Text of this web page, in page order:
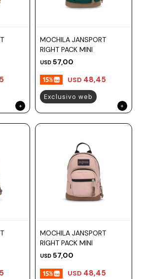
MOCHILA JANSPORT
RIGHT PACK MINI
USD 57,00
USD 48,45
Exclusivo web
MOCHILA JANSPORT
RIGHT PACK MINI
USD 57,00
USD 48,45